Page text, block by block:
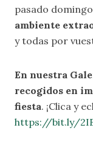
pasado
ambiente
y todas por
En nuestra
recogidos en
fiesta. ¡Clica y
https://bit.ly/